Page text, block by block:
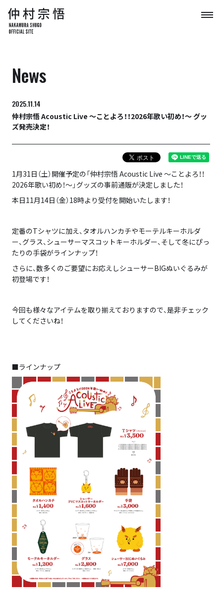
News
2025.11.14
仲村宗悟 Acoustic Live ～ことよろ！！2026年歌い初め！～ グッ
ズ発売決定！
1月31日（土）開催予定の「仲村宗悟 Acoustic Live ～ことよろ！！
2026年歌い初め！～」グッズの事前通販が決定しました！
本日11月14日（金）18時より受付を開始いたします！
定番のTシャツに加え、タオルハンカチやモーテルキーホルダ
ー、グラス、シューサーマスコットキーホルダー、そして冬にぴっ
たりの手袋がラインナップ！
さらに、数多くのご要望にお応えしシューサーBIGぬいぐるみが
初登場です！
今回も様々なアイテムを取り揃えておりますので、是非チェック
してくださいね！
■ラインナップ